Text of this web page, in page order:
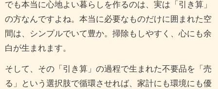
でも本当に心地よい暮らしを作るのは、実は「引き算」
の方なんですよね。本当に必要なものだけに囲まれた空
間は、シンプルでいて豊か。掃除もしやすく、心にも余
白が生まれます。
そして、その「引き算」の過程で生まれた不要品を「売
る」という選択肢で循環させれば、家計にも環境にも優